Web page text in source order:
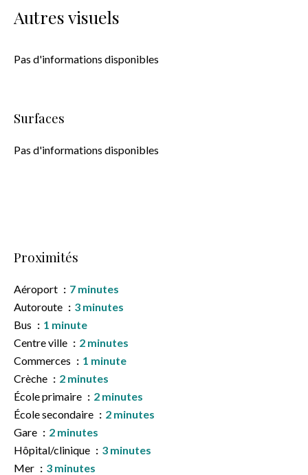
Autres visuels
Pas d'informations disponibles
Surfaces
Pas d'informations disponibles
Proximités
Aéroport
7 minutes
Autoroute
3 minutes
Bus
1 minute
Centre ville
2 minutes
Commerces
1 minute
Crèche
2 minutes
École primaire
2 minutes
École secondaire
2 minutes
Gare
2 minutes
Hôpital/clinique
3 minutes
Mer
3 minutes